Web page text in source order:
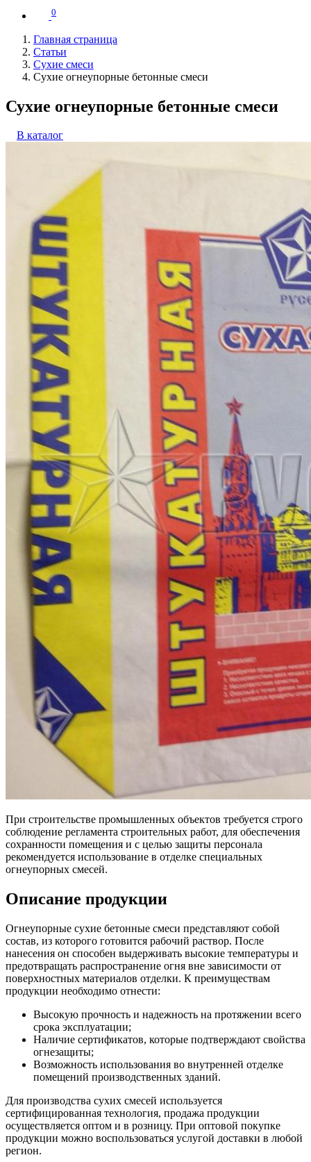
0
Главная страница
Статьи
Сухие смеси
Сухие огнеупорные бетонные смеси
Сухие огнеупорные бетонные смеси
В каталог
При строительстве промышленных объектов требуется строго
соблюдение регламента строительных работ, для обеспечения
сохранности помещения и с целью защиты персонала
рекомендуется использование в отделке специальных
огнеупорных смесей.
Описание продукции
Огнеупорные сухие бетонные смеси представляют собой
состав, из которого готовится рабочий раствор. После
нанесения он способен выдерживать высокие температуры и
предотвращать распространение огня вне зависимости от
поверхностных материалов отделки. К преимуществам
продукции необходимо отнести:
Высокую прочность и надежность на протяжении всего
срока эксплуатации;
Наличие сертификатов, которые подтверждают свойства
огнезащиты;
Возможность использования во внутренней отделке
помещений производственных зданий.
Для производства сухих смесей используется
сертифицированная технология, продажа продукции
осуществляется оптом и в розницу. При оптовой покупке
продукции можно воспользоваться услугой доставки в любой
регион.